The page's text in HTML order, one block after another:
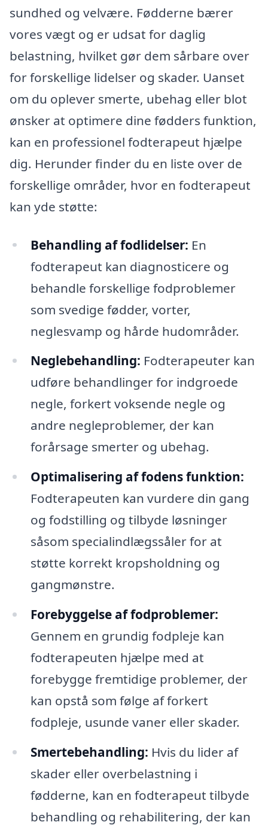
sundhed og velvære. Fødderne bærer
vores vægt og er udsat for daglig
belastning, hvilket gør dem sårbare over
for forskellige lidelser og skader. Uanset
om du oplever smerte, ubehag eller blot
ønsker at optimere dine fødders funktion,
kan en professionel fodterapeut hjælpe
dig. Herunder finder du en liste over de
forskellige områder, hvor en fodterapeut
kan yde støtte:
Behandling af fodlidelser: En
fodterapeut kan diagnosticere og
behandle forskellige fodproblemer
som svedige fødder, vorter,
neglesvamp og hårde hudområder.
Neglebehandling: Fodterapeuter kan
udføre behandlinger for indgroede
negle, forkert voksende negle og
andre negleproblemer, der kan
forårsage smerter og ubehag.
Optimalisering af fodens funktion:
Fodterapeuten kan vurdere din gang
og fodstilling og tilbyde løsninger
såsom specialindlægssåler for at
støtte korrekt kropsholdning og
gangmønstre.
Forebyggelse af fodproblemer:
Gennem en grundig fodpleje kan
fodterapeuten hjælpe med at
forebygge fremtidige problemer, der
kan opstå som følge af forkert
fodpleje, usunde vaner eller skader.
Smertebehandling: Hvis du lider af
skader eller overbelastning i
fødderne, kan en fodterapeut tilbyde
behandling og rehabilitering, der kan